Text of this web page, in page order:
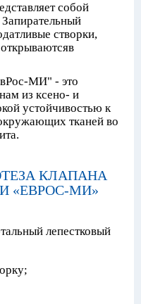
собой
Запирательный
створки,
МИ" - это
из ксено- и
устойчивостью к
тканей во
КЛАПАНА
«ЕВРОС-МИ»
лепестковый